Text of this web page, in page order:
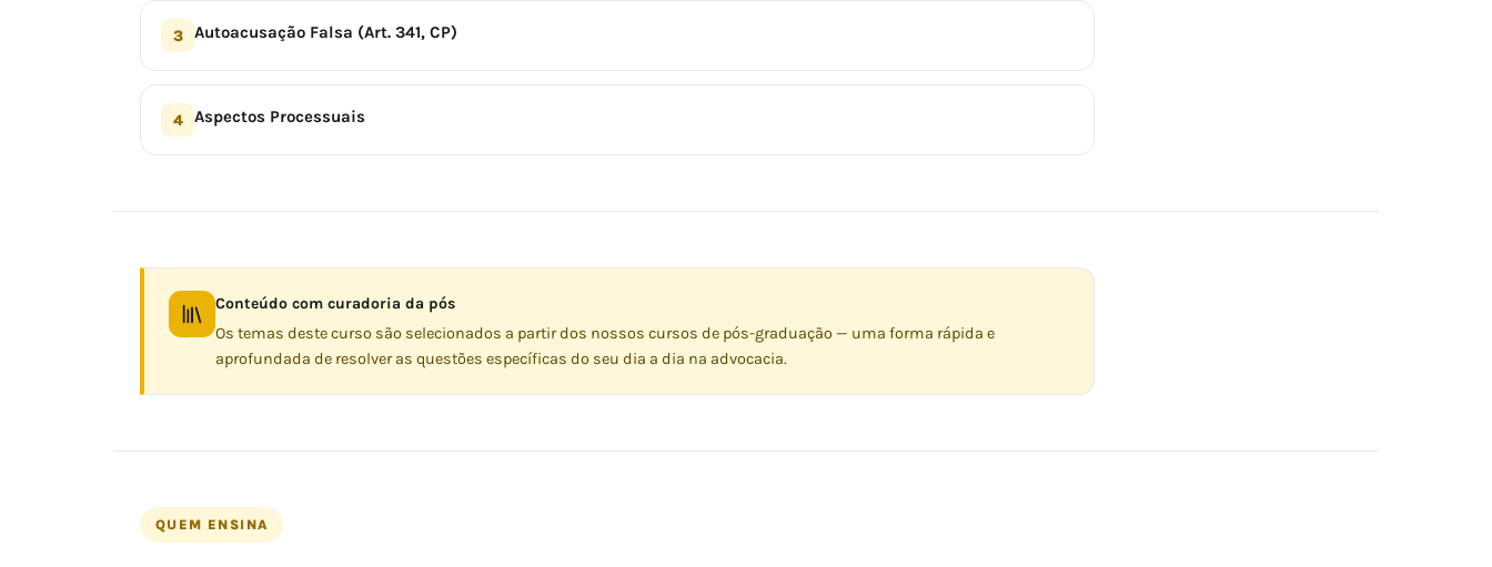
3 Autoacusação Falsa (Art. 341, CP)
4 Aspectos Processuais
Conteúdo com curadoria da pós
Os temas deste curso são selecionados a partir dos nossos cursos de pós-graduação — uma forma rápida e
aprofundada de resolver as questões específicas do seu dia a dia na advocacia.
QUEM ENSINA